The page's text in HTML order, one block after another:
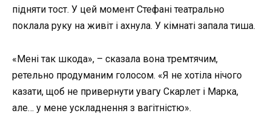
підняти тост. У цей момент Стефані театрально
поклала руку на живіт і ахнула. У кімнаті запала тиша.
«Мені так шкода», – сказала вона тремтячим,
ретельно продуманим голосом. «Я не хотіла нічого
казати, щоб не привернути увагу Скарлет і Марка,
але… у мене ускладнення з вагітністю».